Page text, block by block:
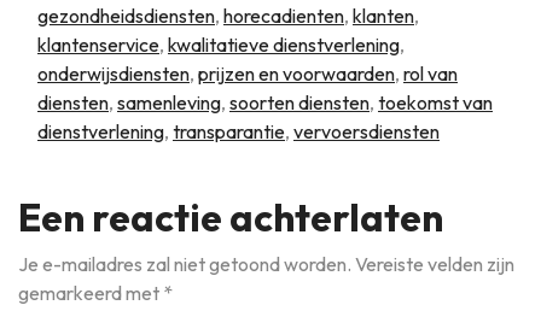
gezondheidsdiensten, horecadienten, klanten,
klantenservice, kwalitatieve dienstverlening,
onderwijsdiensten, prijzen en voorwaarden, rol van
diensten, samenleving, soorten diensten, toekomst van
dienstverlening, transparantie, vervoersdiensten
Een reactie achterlaten
Je e-mailadres zal niet getoond worden. Vereiste velden zijn
gemarkeerd met *